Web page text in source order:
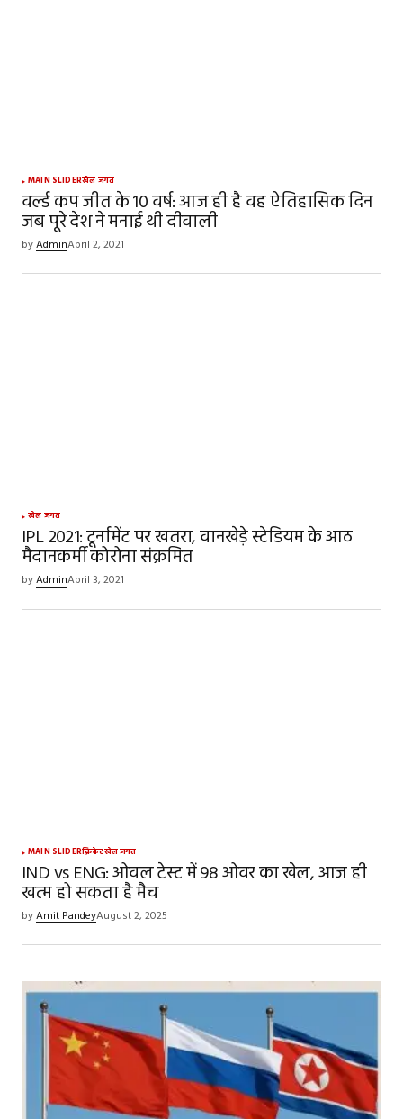
MAIN SLIDERखेल जगत
वर्ल्ड कप जीत के 10 वर्ष: आज ही है वह ऐतिहासिक दिन
जब पूरे देश ने मनाई थी दीवाली
byAdminApril 2, 2021
खेल जगत
IPL 2021: टूर्नामेंट पर खतरा, वानखेड़े स्टेडियम के आठ
मैदानकर्मी कोरोना संक्रमित
byAdminApril 3, 2021
MAIN SLIDERक्रिकेटखेल जगत
IND vs ENG: ओवल टेस्ट में 98 ओवर का खेल, आज ही
खत्म हो सकता है मैच
byAmit PandeyAugust 2, 2025